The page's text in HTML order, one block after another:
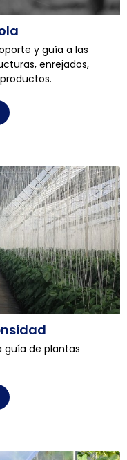
y guía a las
enrejados,
guía de plantas